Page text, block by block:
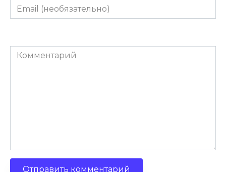
Email
(необязательно)
Комментарий